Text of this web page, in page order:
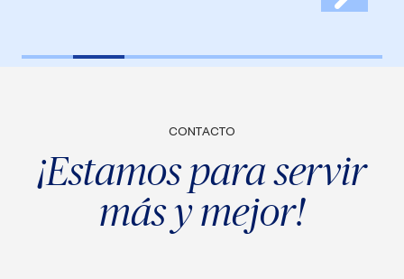
CONTACTO
¡Estamos para servir
más y mejor!